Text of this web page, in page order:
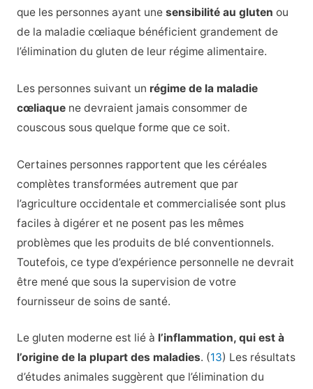
que les personnes ayant une sensibilité au gluten ou
de la maladie cœliaque bénéficient grandement de
l’élimination du gluten de leur régime alimentaire.
Les personnes suivant un régime de la maladie
cœliaquene devraient jamais consommer de
couscous sous quelque forme que ce soit.
Certaines personnes rapportent que les céréales
complètes transformées autrement que par
l’agriculture occidentale et commercialisée sont plus
faciles à digérer et ne posent pas les mêmes
problèmes que les produits de blé conventionnels.
Toutefois, ce type d’expérience personnelle ne devrait
être mené que sous la supervision de votre
fournisseur de soins de santé.
Le gluten moderne est lié à l’inflammation, qui est à
l’origine de la plupart des maladies. (13) Les résultats
d’études animales suggèrent que l’élimination du